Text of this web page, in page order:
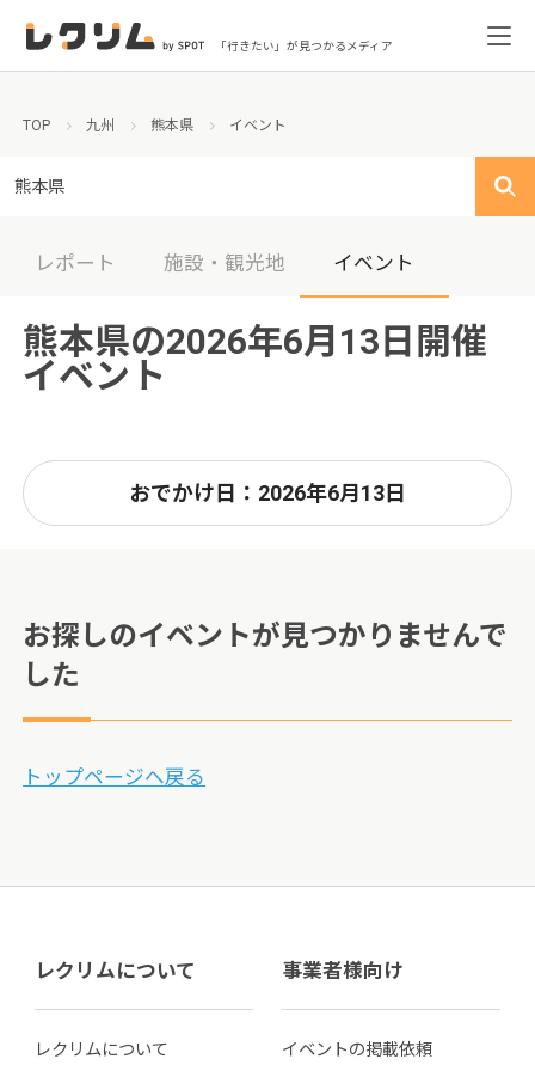
「行きたい」が見つかるメディア
TOP 九州 熊本県 イベント
熊本県
レポート 施設・観光地 イベント
熊本県の2026年6月13日開催
イベント
おでかけ日：2026年6月13日
お探しのイベントが見つかりませんで
した
トップページへ戻る
レクリムについて
レクリムについて
事業者様向け
イベントの掲載依頼